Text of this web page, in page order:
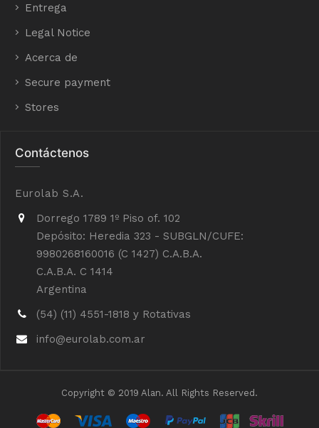
Entrega
Legal Notice
Acerca de
Secure payment
Stores
Contáctenos
Eurolab S.A.
Dorrego 1789 1º Piso of. 102
Depósito: Heredia 323 - SUBGLN/CUFE:
9980268160016 (C 1427) C.A.B.A.
C.A.B.A. C 1414
Argentina
(54) (11) 4551-1818 y Rotativas
info@eurolab.com.ar
Copyright © 2019 Alan. All Rights Reserved.